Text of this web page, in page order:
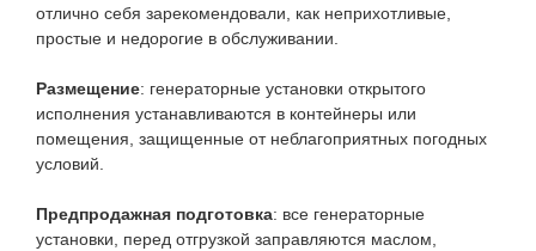
отлично себя зарекомендовали, как неприхотливые,
простые и недорогие в обслуживании.
Размещение: генераторные установки открытого
исполнения устанавливаются в контейнеры или
помещения, защищенные от неблагоприятных погодных
условий.
Предпродажная подготовка: все генераторные
установки, перед отгрузкой заправляются маслом,